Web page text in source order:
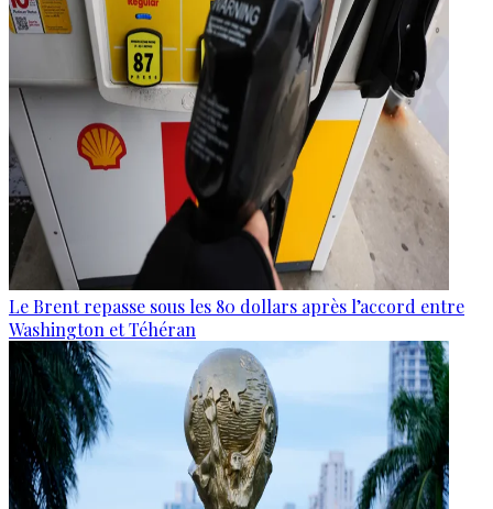
Le Brent repasse sous les 80 dollars après l’accord entre
Washington et Téhéran